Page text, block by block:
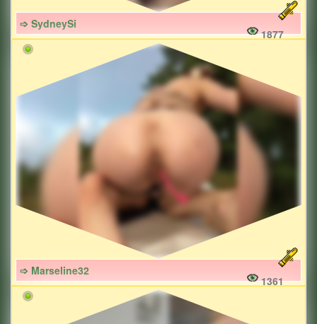
➩ SydneySi
1877
➩ Marseline32
1361